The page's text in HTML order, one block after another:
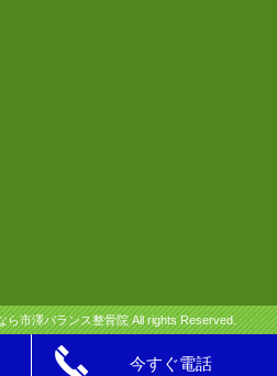
今すぐ電話
市澤バランス整骨院 All rights Reserved.